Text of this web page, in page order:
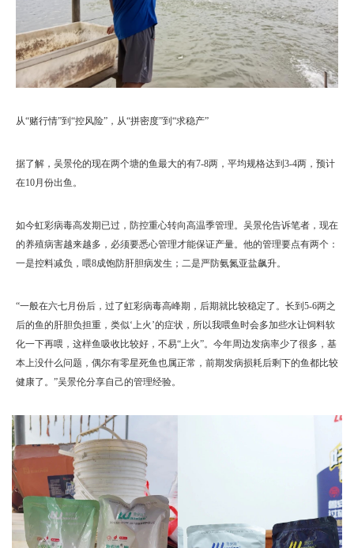
从“赌行情”到“控风险”，从“拼密度”到“求稳产”
据了解，吴景伦的现在两个塘的鱼最大的有7-8两，平均规格达到3-4两，预计
在10月份出鱼。
如今虹彩病毒高发期已过，防控重心转向高温季管理。吴景伦告诉笔者，现在
的养殖病害越来越多，必须要悉心管理才能保证产量。他的管理要点有两个：
一是控料减负，喂8成饱防肝胆病发生；二是严防氨氮亚盐飙升。
“一般在六七月份后，过了虹彩病毒高峰期，后期就比较稳定了。长到5-6两之
后的鱼的肝胆负担重，类似‘上火’的症状，所以我喂鱼时会多加些水让饲料软
化一下再喂，这样鱼吸收比较好，不易“上火”。今年周边发病率少了很多，基
本上没什么问题，偶尔有零星死鱼也属正常，前期发病损耗后剩下的鱼都比较
健康了。”吴景伦分享自己的管理经验。